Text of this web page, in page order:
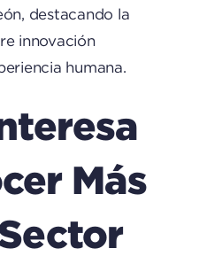
destacando la
innovación
humana.
Más